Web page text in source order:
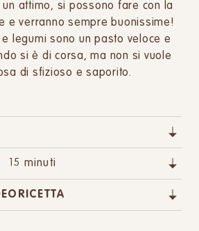
attimo, si possono fare con la
e verranno sempre buonissime!
e legumi sono un pasto veloce e
si è di corsa, ma non si vuole
di sfizioso e saporito.
15 minuti